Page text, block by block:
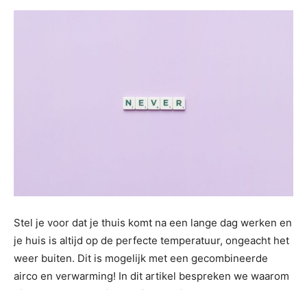
Stel je voor dat je thuis komt na een lange dag werken en
je huis is altijd op de perfecte temperatuur, ongeacht het
weer buiten. Dit is mogelijk met een gecombineerde
airco en verwarming! In dit artikel bespreken we waarom